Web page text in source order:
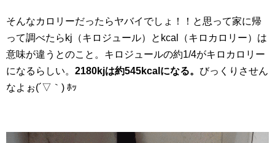
そんなカロリーだったらヤバイでしょ！！と思って家に帰
って調べたらkj（キロジュール）とkcal（キロカロリー）は
意味が違うとのこと。キロジュールの約1/4がキロカロリー
になるらしい。 2180kjは約545kcalになる。 びっくりさせん
なよぉ(´▽｀) ﾎｯ